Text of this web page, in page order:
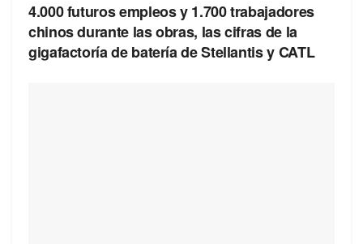
4.000 futuros empleos y 1.700 trabajadores
chinos durante las obras, las cifras de la
gigafactoría de batería de Stellantis y CATL